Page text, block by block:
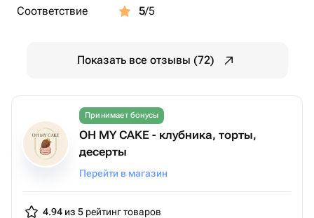
Соответствие
5/5
Показать все отзывы (72)
Принимает бонусы
OH MY CAKE - клубника, торты,
десерты
Перейти в магазин
4.94 из 5 рейтинг товаров